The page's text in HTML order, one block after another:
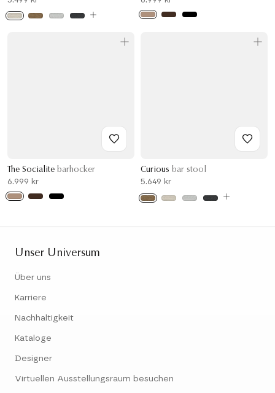
The Socialite barhocker
6.999 kr
Curious bar stool
5.649 kr
Unser Universum
Über uns
Karriere
Nachhaltigkeit
Kataloge
Designer
Virtuellen Ausstellungsraum besuchen